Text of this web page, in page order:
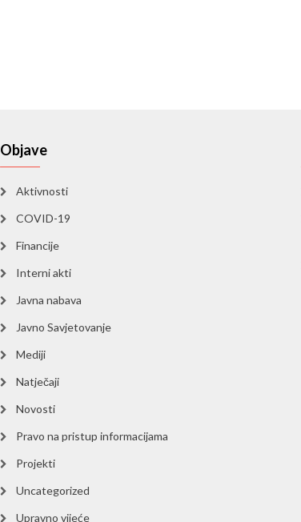
Objave
Aktivnosti
COVID-19
Financije
Interni akti
Javna nabava
Javno Savjetovanje
Mediji
Natječaji
Novosti
Pravo na pristup informacijama
Projekti
Uncategorized
Upravno vijeće